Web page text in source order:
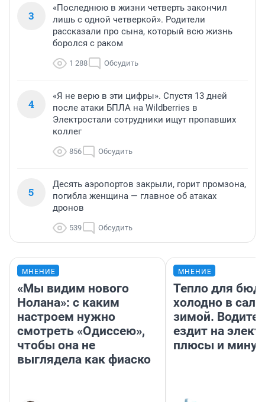
3
«Последнюю в жизни четверть закончил
лишь с одной четверкой». Родители
рассказали про сына, который всю жизнь
боролся с раком
1 288 Обсудить
4
«Я не верю в эти цифры». Спустя 13 дней
после атаки БПЛА на Wildberries в
Электростали сотрудники ищут пропавших
коллег
856 Обсудить
5
Десять аэропортов закрыли, горит промзона,
погибла женщина — главное об атаках
дронов
539 Обсудить
МНЕНИЕ
«Мы видим нового
Нолана»: с каким
настроем нужно
смотреть «Одиссею»,
чтобы она не
выглядела как фиаско
МНЕНИЕ
Тепло для
холодно в
зимой.
ездит на
плюсы и